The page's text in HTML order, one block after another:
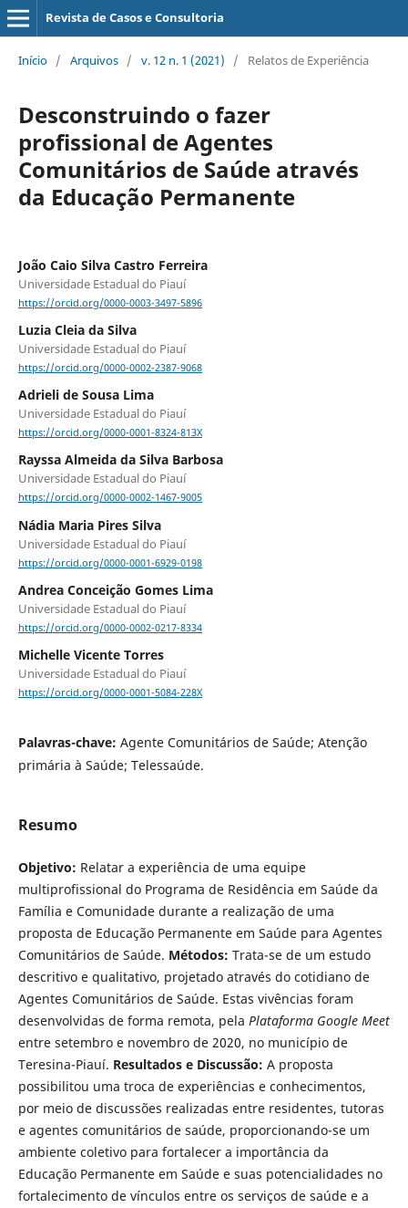
Revista de Casos e Consultoria
Início / Arquivos / v. 12 n. 1 (2021) / Relatos de Experiência
Desconstruindo o fazer
profissional de Agentes
Comunitários de Saúde através
da Educação Permanente
João Caio Silva Castro Ferreira
Universidade Estadual do Piauí
https://orcid.org/0000-0003-3497-5896
Luzia Cleia da Silva
Universidade Estadual do Piauí
https://orcid.org/0000-0002-2387-9068
Adrieli de Sousa Lima
Universidade Estadual do Piauí
https://orcid.org/0000-0001-8324-813X
Rayssa Almeida da Silva Barbosa
Universidade Estadual do Piauí
https://orcid.org/0000-0002-1467-9005
Nádia Maria Pires Silva
Universidade Estadual do Piauí
https://orcid.org/0000-0001-6929-0198
Andrea Conceição Gomes Lima
Universidade Estadual do Piauí
https://orcid.org/0000-0002-0217-8334
Michelle Vicente Torres
Universidade Estadual do Piauí
https://orcid.org/0000-0001-5084-228X
Palavras-chave: Agente Comunitários de Saúde; Atenção
primária à Saúde; Telessaúde.
Resumo
Objetivo: Relatar a experiência de uma equipe
multiprofissional do Programa de Residência em Saúde da
Família e Comunidade durante a realização de uma
proposta de Educação Permanente em Saúde para Agentes
Comunitários de Saúde. Métodos: Trata-se de um estudo
descritivo e qualitativo, projetado através do cotidiano de
Agentes Comunitários de Saúde. Estas vivências foram
desenvolvidas de forma remota, pela Plataforma Google Meet
entre setembro e novembro de 2020, no município de
Teresina-Piauí. Resultados e Discussão: A proposta
possibilitou uma troca de experiências e conhecimentos,
por meio de discussões realizadas entre residentes, tutoras
e agentes comunitários de saúde, proporcionando-se um
ambiente coletivo para fortalecer a importância da
Educação Permanente em Saúde e suas potencialidades no
fortalecimento de vínculos entre os serviços de saúde e a